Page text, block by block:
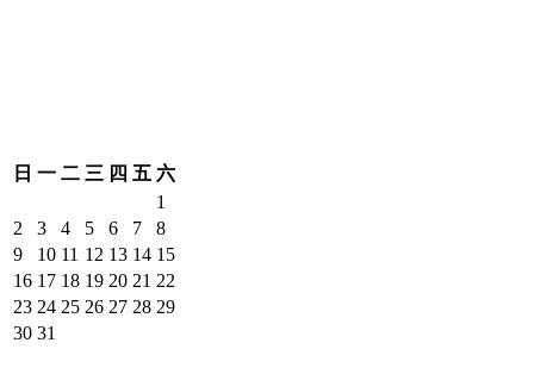
日 一 二 三 四 五 六
1
2
3 4 5 6 7
8
9
10 11 12 13 14 15
16 17 18 19 20 21 22
23 24 25 26 27 28 29
30 31